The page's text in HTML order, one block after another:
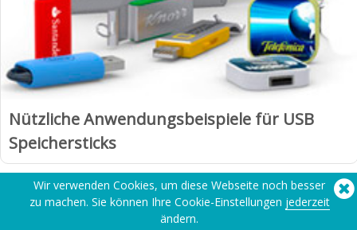
Nützliche Anwendungsbeispiele für USB
Speichersticks
1 2 Weiter »
Wir verwenden Cookies, um diese Webseite noch besser
zu machen. Sie können Ihre Cookie-Einstellungen jederzeit
ändern.